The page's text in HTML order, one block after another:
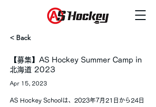
< Back
【募集】AS Hockey Summer Camp in
北海道 2023
Apr 15, 2023
AS Hockey Schoolは、2023年7月21日から24日